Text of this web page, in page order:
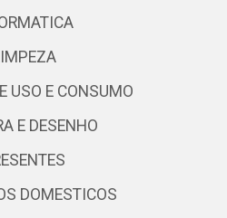
USO E CONSUMO
E DESENHO
DOMESTICOS